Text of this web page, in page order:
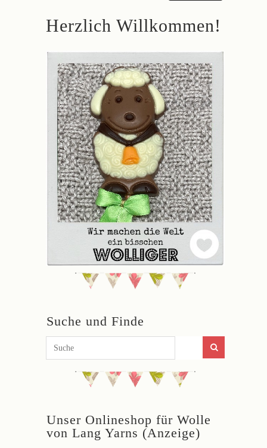
Herzlich Willkommen!
Suche und Finde
Unser Onlineshop für Wolle
von Lang Yarns (Anzeige)